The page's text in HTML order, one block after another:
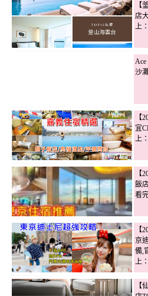
【
店
上
沙
【
宜
上
【
飯
看
【
京
備,
上
【